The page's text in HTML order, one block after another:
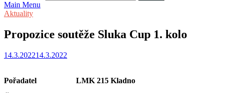
Main Menu
Aktuality
Propozice soutěže Sluka Cup 1. kolo
14.3.202214.3.2022
Pořadatel LMK 215 Kladno